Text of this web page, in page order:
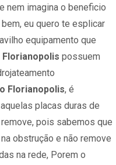
nem imagina o beneficio
eu quero te esplicar
equipamento que
possuem
Florianopolis, é
placas duras de
pois sabemos que
obstrução e não remove
na rede, Porem o